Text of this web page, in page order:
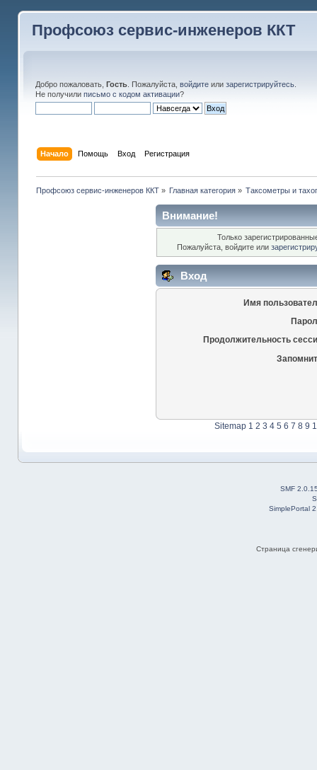
Профсоюз сервис-инженеров ККТ
Добро пожаловать, Гость. Пожалуйста, войдитеили зарегистрируйтесь.
Не получили письмо с кодом активации?
Начало Помощь Вход Регистрация
Профсоюз сервис-инженеров ККТ» Главная категория » Таксометры и
Внимание!
Только
Пожалуйста, войдите или
Вход
Имя
Продолжительность
Sitemap 1 2 3 4 5 6 7 8 9
SMF
SimplePortal
Страница